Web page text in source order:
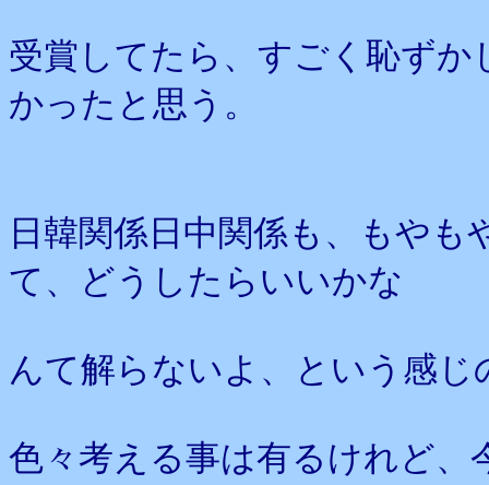
受賞してたら、すごく恥ず
かったと思う。
日韓関係日中関係も、もや
て、どうしたらいいかな
んて解らないよ、という感じ
色々考える事は有るけれど